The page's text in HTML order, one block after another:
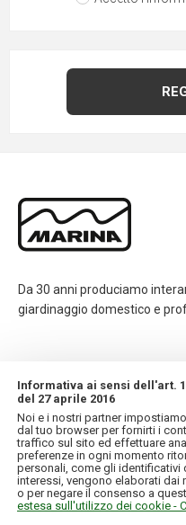
Da 30 anni produciamo
giardinaggio domestico e
INFORMAZIONI
IL MIO ACCOUNT
Informativa ai sensi dell'art.
del 27 aprile 2016
Noi e i nostri partner
dal tuo browser per fornirti i
traffico sul sito ed effettuare
preferenze in ogni momento
personali, come gli
interessi, vengono elaborati dai
o per negare il consenso a
estesa sull'utilizzo dei cookie -